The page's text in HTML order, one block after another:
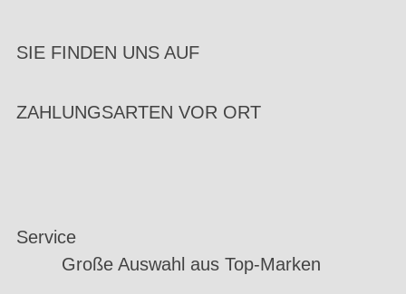
SIE FINDEN UNS AUF
ZAHLUNGSARTEN VOR ORT
Service
Große Auswahl aus Top-Marken